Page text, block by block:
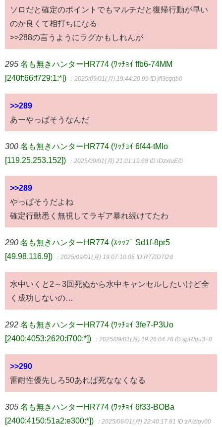
ソロだと確定のポイントでもマルチだと復帰行動が早い
のか良くて相打ちになる
>>288の言うようにラグかもしれんが
295 名も無きハンターHR774 (ﾜｯﾁｮｲ ffb6-74MM
[240f:66:f729:1:*])
：2025/09/01(月) 19:44:20.99 ID:jfI3cqqb0
>>289
あーやっぱそうなんだ
300 名も無きハンターHR774 (ﾜｯﾁｮｲ 6f44-tMlo
[119.25.253.152])
：2025/09/01(月) 21:01:19.68 ID:iDzxIuE/0
>>289
やっぱそうだよね
確定行動悉く無視してラギア暴れ続けてたわ
290 名も無きハンターHR774 (ｽｯｯﾌﾟ Sd1f-8pr5
[49.98.116.9])
：2025/09/01(月) 19:07:10.05 ID:RTZlDTt2d
水中いくと2～3回死ぬから水中キャンセルしたいけど全
く成功しないの…
292 名も無きハンターHR774 (ﾜｯﾁｮｲ 3fe7-P3Uo
[2400:4053:2620:f700:*])
：2025/09/01(月) 19:26:04.76 ID:spRIqu3+0
>>290
雷耐性優先しろ50あれば死ななくなる
305 名も無きハンターHR774 (ﾜｯﾁｮｲ 6f33-BOBa
[2400:4150:51a2:e300:*])
：2025/09/01(月) 22:40:17.81 ID:zA/zlqv00